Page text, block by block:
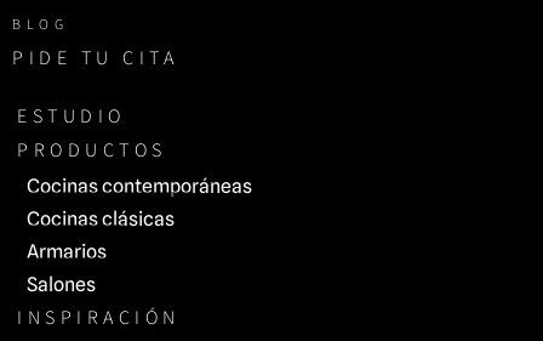
BLOG
PIDE TU CITA
ESTUDIO
PRODUCTOS
Cocinas contemporáneas
Cocinas clásicas
Armarios
Salones
INSPIRACIÓN